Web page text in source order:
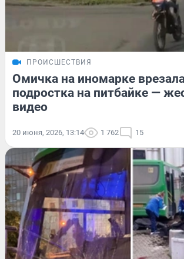
ПРОИСШЕСТВИЯ
Омичка на иномарке
подростка на питбайке —
видео
20 июня, 2026, 13:14 1 762 15